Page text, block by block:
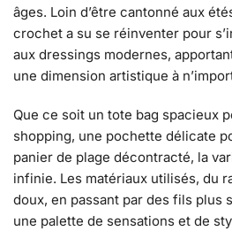
âges. Loin d’être cantonné aux
crochet a su se réinventer pour
aux dressings modernes,
une dimension artistique à
Que ce soit un tote bag spacieux
shopping, une pochette délicate
panier de plage décontracté, la
infinie. Les matériaux utilisés, du
doux, en passant par des fils plus
une palette de sensations et de